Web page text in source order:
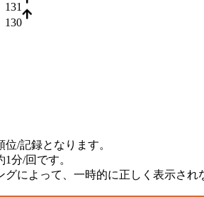
131
130
/記録となります。
分/回です。
によって、一時的に正しく表示され